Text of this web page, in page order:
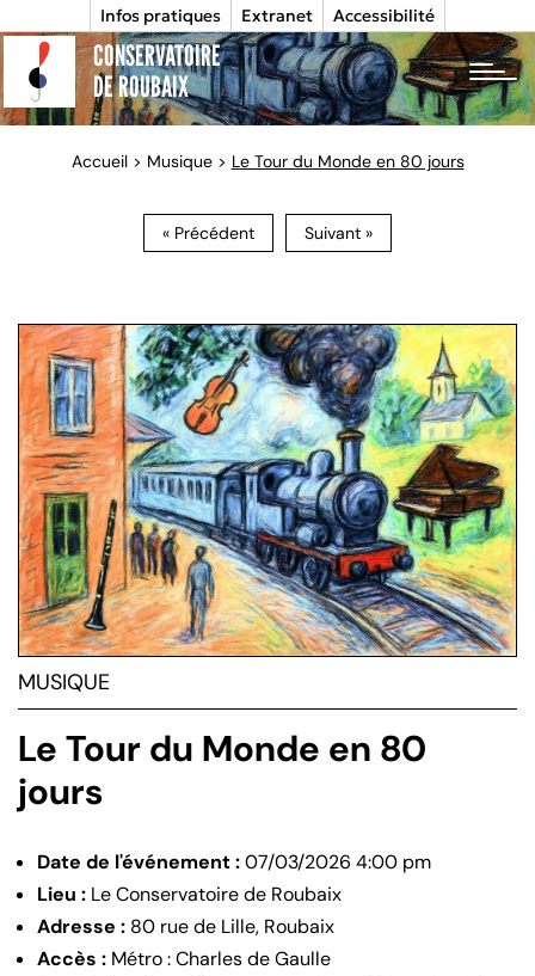
Infos pratiques Extranet Accessibilité
CONSERVATOIRE
DE ROUBAIX
Accueil> Musique> Le Tour du Monde en 80 jours
« Précédent Suivant »
MUSIQUE
Le Tour du Monde en 80
jours
Date de l'événement :07/03/2026 4:00 pm
Lieu : Le Conservatoire de Roubaix
Adresse : 80 rue de Lille, Roubaix
Accès : Métro : Charles de Gaulle